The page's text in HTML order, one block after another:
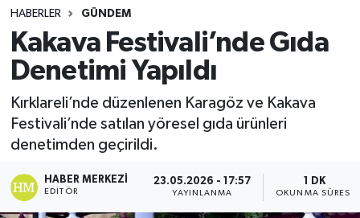
HABERLER GÜNDEM
Kakava Festivali’nde Gıda
Denetimi Yapıldı
Kırklareli’nde düzenlenen Karagöz ve Kakava
Festivali’nde satılan yöresel gıda ürünleri
denetimden geçirildi.
HABER MERKEZI
EDITÖR
23.05.2026 - 17:57
YAYINLANMA
1 DK
OKUNMA SÜRESI
Gündem
Ekonomi
Siyaset
Spor
Dünya
Eğitim
Kültür Sanat
Magazin
Medya
Gizlilik Sözleşmesi
Merkez Trafik Yoğunluk Haritası
Süper Lig Puan Durumu ve Fikstür
Tüm Manşetler
Son Dakika Haberleri
Haber Arşivi